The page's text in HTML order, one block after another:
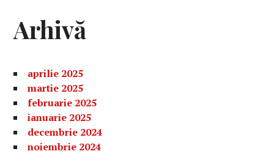
Arhivă
aprilie 2025
martie 2025
februarie 2025
ianuarie 2025
decembrie 2024
noiembrie 2024